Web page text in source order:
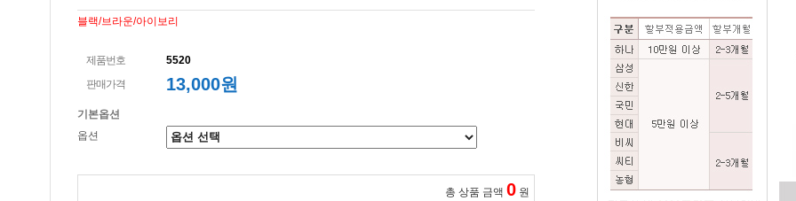
블랙/브라운/아이보리
제품번호
5520
판매가격
13,000원
기본옵션
옵션
총 상품 금액 0 원